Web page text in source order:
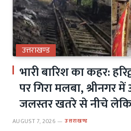
उत्तराखण्ड
भारी बारिश का कहर:
पर गिरा मलबा, श्रीनगर
जलस्तर खतरे से नीचे
AUGUST 7, 2026 उत्तराखण्ड